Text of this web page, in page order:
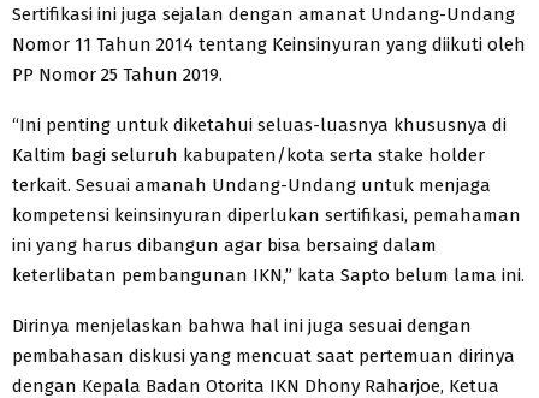
Sertifikasi ini juga sejalan dengan amanat Undang-Undang
Nomor 11 Tahun 2014 tentang Keinsinyuran yang diikuti oleh
PP Nomor 25 Tahun 2019.
“Ini penting untuk diketahui seluas-luasnya khususnya di
Kaltim bagi seluruh kabupaten/kota serta stake holder
terkait. Sesuai amanah Undang-Undang untuk menjaga
kompetensi keinsinyuran diperlukan sertifikasi, pemahaman
ini yang harus dibangun agar bisa bersaing dalam
keterlibatan pembangunan IKN,” kata Sapto belum lama ini.
Dirinya menjelaskan bahwa hal ini juga sesuai dengan
pembahasan diskusi yang mencuat saat pertemuan dirinya
dengan Kepala Badan Otorita IKN Dhony Raharjoe, Ketua